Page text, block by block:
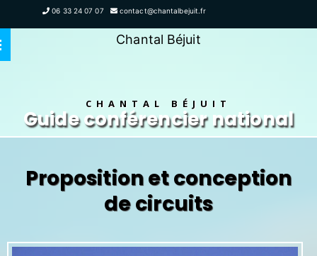
06 33 24 07 07 contact@chantalbejuit.fr
Chantal Béjuit
CHANTAL BÉJUIT
Guide conférencier national
Proposition et conception
de circuits